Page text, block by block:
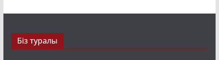
Біз туралы